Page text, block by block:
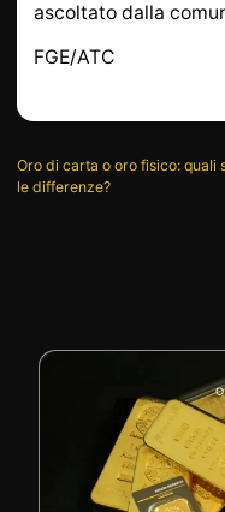
ascoltato dalla
FGE/ATC
Oro di carta o oro fisico: quali
le differenze?